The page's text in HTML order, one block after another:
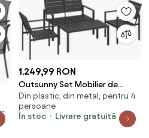
1.249,99 RON
Outsunny Set Mobilier de
Grădină cu Canapea, Fotolii și
Măsuță, Ideal pentru Exterior |
Aosom Romania
Din plastic, din metal, pentru 4
persoane
În stoc
Livrare gratuită